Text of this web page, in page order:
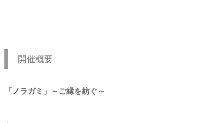
開催概要
「ノラガミ」～ご縁を紡ぐ～